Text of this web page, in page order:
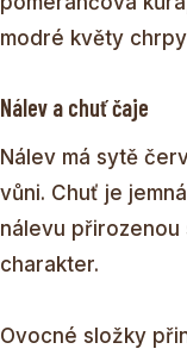
modré květy chrpy
Nálev a chuť čaje
Nálev má sytě
vůni. Chuť je
nálevu
charakter.
Ovocné složky